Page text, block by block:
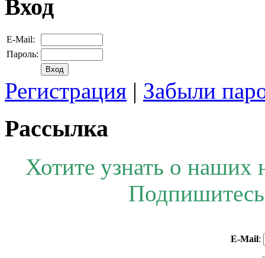
Вход
E-Mail:
Пароль:
Регистрация | Забыли
Рассылка
Хотите узнать о наших
E-Mail: